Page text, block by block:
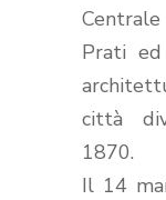
Prati
città
1870.
Il 14